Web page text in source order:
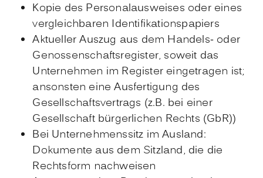
Kopie des Personalausweises oder eines
vergleichbaren Identifikationspapiers
Aktueller Auszug aus dem Handels- oder
Genossenschaftsregister, soweit das
Unternehmen im Register eingetragen ist;
ansonsten eine Ausfertigung des
Gesellschaftsvertrags (z.B. bei einer
Gesellschaft bürgerlichen Rechts (GbR))
Bei Unternehmenssitz im Ausland:
Dokumente aus dem Sitzland, die die
Rechtsform nachweisen